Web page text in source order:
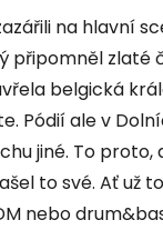
na hlavní
připomněl zlaté
belgická
Pódií ale v
jiné. To proto,
to své. Ať už
nebo